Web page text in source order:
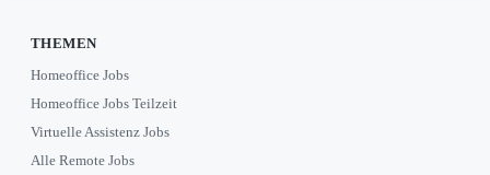
THEMEN
Homeoffice Jobs
Homeoffice Jobs Teilzeit
Virtuelle Assistenz Jobs
Alle Remote Jobs